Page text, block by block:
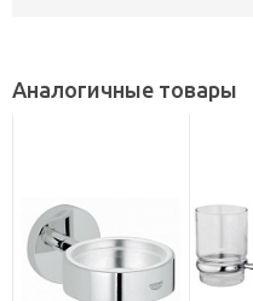
Аналогичные товары